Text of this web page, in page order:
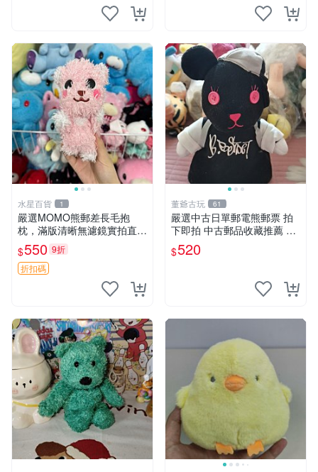
水星百貨 1
嚴選MOMO熊郵差長毛抱
枕，滿版清晰無濾鏡實拍直
銷。每周新品到貨，不容錯
過！ 郵差熊 長毛 抱枕
$550 9折
折扣碼
董爺古玩 61
嚴選中古日單郵電熊郵票 拍
下即拍 中古郵品收藏推薦 郵
票 郵電熊 日本
$520